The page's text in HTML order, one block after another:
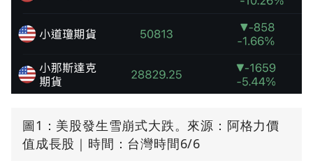
圖1：美股發生雪崩式大跌。來源：阿格力價
值成長股｜時間：台灣時間6/6